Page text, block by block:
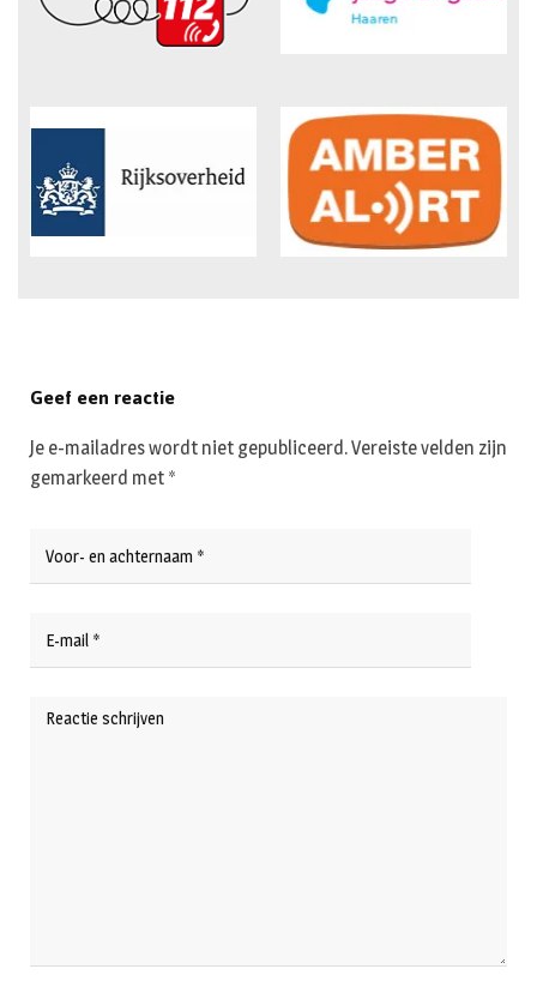
Geef een reactie
Je e-mailadres wordt niet gepubliceerd.Vereiste velden zijn
gemarkeerd met *